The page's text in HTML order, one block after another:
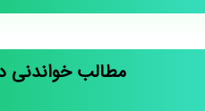
مطالب خواندنی